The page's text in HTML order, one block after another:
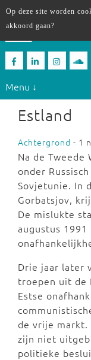
Menu ↓
Estland
Achtergrond - 1
Na de
onder
Sovjetunie. In
Gorbatsjov,
De mislukte
augustus
Drie jaar later
troepen uit de
Estse
de vrije
zijn niet
politieke
Op deze site worden
akkoord gaan?